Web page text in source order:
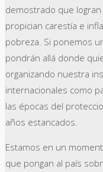
demostrado que
propician carestía e
pobreza. Si ponemos
pondrán allá donde
organizando nuestra
internacionales como
las épocas del
años estancados.
Estamos en un
que pongan al país